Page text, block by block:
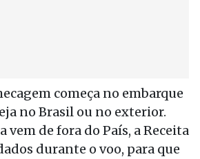
começa no embarque
no Brasil ou no exterior.
vem de fora do País, a Receita
durante o voo, para que